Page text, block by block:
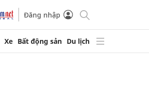
Đăng nhập
Xe Bất động sản Du lịch